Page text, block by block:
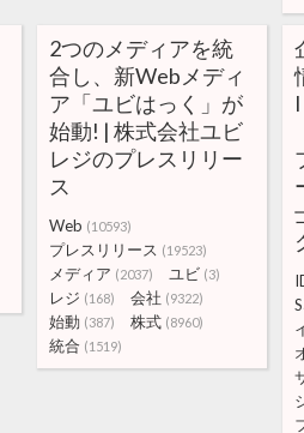
2つのメディアを統
合し、新Webメディ
ア「ユビはっく」が
始動! | 株式会社ユビ
レジのプレスリリー
ス
Web (10593)
プレスリリース (19523)
メディア (2037) ユビ (3)
レジ (168) 会社 (9322)
始動 (387) 株式 (8960)
統合 (1519)